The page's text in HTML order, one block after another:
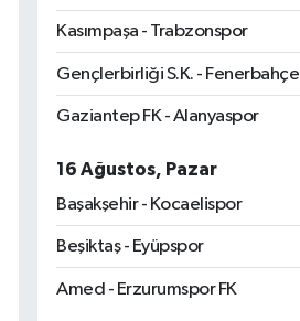
Kasımpaşa - Trabzonspor
Gençlerbirliği S.K. - Fenerbahçe
Gaziantep FK - Alanyaspor
16 Ağustos, Pazar
Başakşehir - Kocaelispor
Beşiktaş - Eyüpspor
Amed - Erzurumspor FK